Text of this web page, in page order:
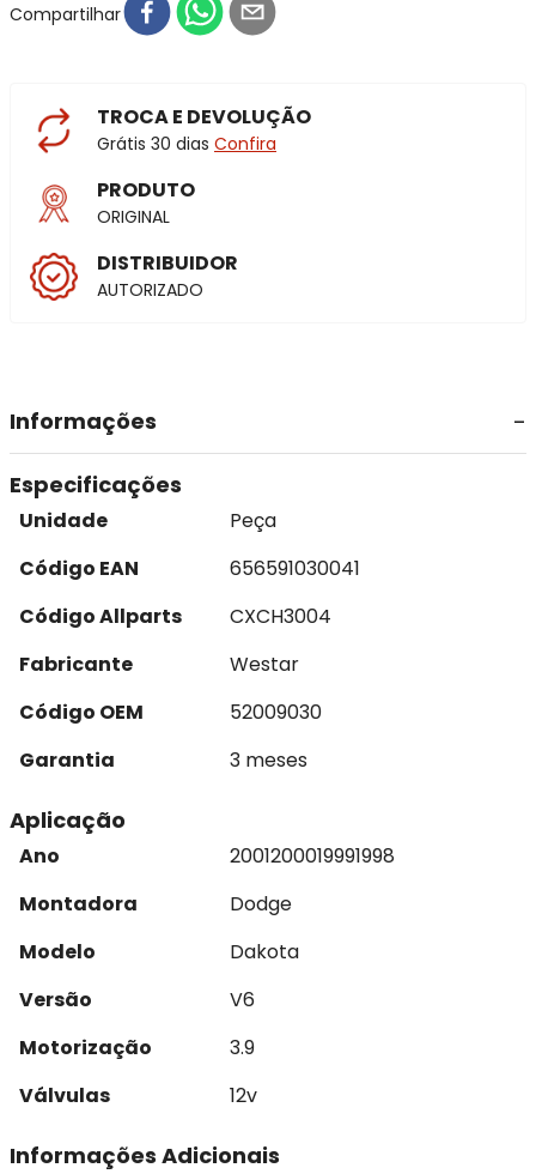
Compartilhar
TROCA E DEVOLUÇÃO
Grátis 30 dias Confira
PRODUTO
ORIGINAL
DISTRIBUIDOR
AUTORIZADO
Informações
Especificações
Unidade
Peça
Código EAN
656591030041
Código Allparts
CXCH3004
Fabricante
Westar
Código OEM
52009030
Garantia
3 meses
Aplicação
Ano 2001200019991998
Montadora
Dodge
Modelo
Dakota
Versão
V6
Motorização
3.9
Válvulas
12v
Informações Adicionais